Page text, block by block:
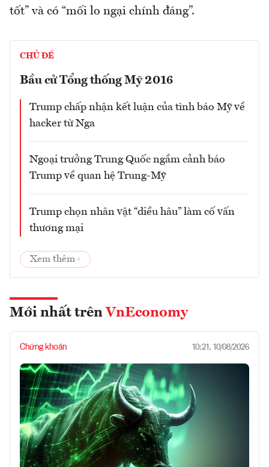
tốt” và có “mối lo ngại chính đáng”.
CHỦ ĐỀ
Bầu cử Tổng thống Mỹ 2016
Trump chấp nhận kết luận của tình báo Mỹ về
hacker từ Nga
Ngoại trưởng Trung Quốc ngầm cảnh báo
Trump về quan hệ Trung-Mỹ
Trump chọn nhân vật “diều hâu” làm cố vấn
thương mại
Xem thêm
Mới nhất trên VnEconomy
Chứng khoán 10:21, 10/08/2026